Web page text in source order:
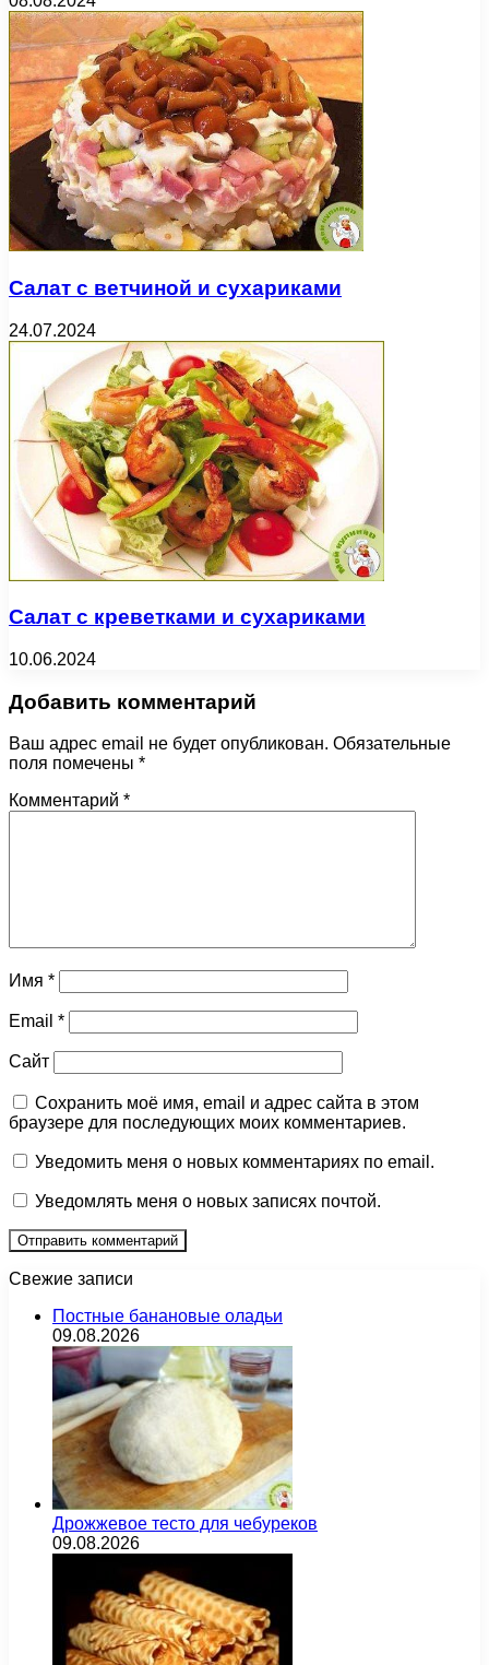
Салат с ветчиной и сухариками
24.07.2024
Салат с креветками и сухариками
10.06.2024
Добавить комментарий
Ваш адрес email не будет опубликован. Обязательные
поля помечены *
Комментарий *
Имя *
Email *
Сайт
Сохранить моё имя, email и адрес сайта в этом
браузере для последующих моих комментариев.
Уведомить меня о новых комментариях по email.
Уведомлять меня о новых записях почтой.
Свежие записи
Постные банановые оладьи
09.08.2026
Дрожжевое тесто для чебуреков
09.08.2026